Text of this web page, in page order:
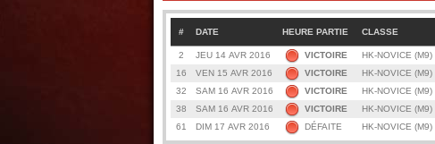
# DATE HEURE PARTIE CLASSE
2 JEU 14 AVR 2016 VICTOIRE HK-NOVICE (M9)
16
VEN 15 AVR 2016 VICTOIRE HK-NOVICE (M9)
32
SAM 16 AVR 2016 VICTOIRE HK-NOVICE (M9)
38
SAM 16 AVR 2016 VICTOIRE HK-NOVICE (M9)
61
DIM 17 AVR 2016 DÉFAITE HK-NOVICE (M9)